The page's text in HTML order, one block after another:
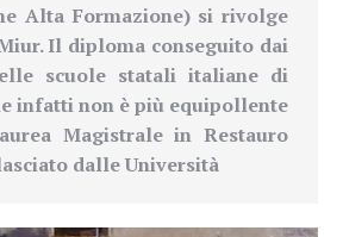
Alta Formazione) si rivolge
Il diploma conseguito dai
scuole statali italiane di
infatti non è più equipollente
Magistrale in Restauro
dalle Università